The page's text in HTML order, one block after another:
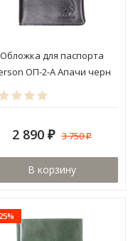
Обложка для паспорта
ОП-2-А Апачи черн
2 890 ₽ 3 750₽
В корзину